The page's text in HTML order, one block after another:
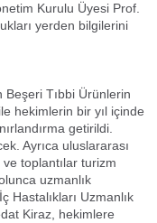
Kurulu Üyesi Prof.
yerden bilgilerini
Tıbbi Ürünlerin
hekimlerin bir yıl içinde
getirildi.
Ayrıca uluslararası
toplantılar turizm
uzmanlık
Hastalıkları Uzmanlık
Kiraz, hekimlere